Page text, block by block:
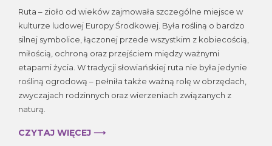
–
zioło
dawnych
obrzędów
i
kobiecej
symboliki
Ruta – zioło od wieków zajmowała szczególne miejsce w
kulturze ludowej Europy Środkowej. Była rośliną o bardzo
silnej symbolice, łączonej przede wszystkim z kobiecością,
miłością, ochroną oraz przejściem między ważnymi
etapami życia. W tradycji słowiańskiej ruta nie była jedynie
rośliną ogrodową – pełniła także ważną rolę w obrzędach,
zwyczajach rodzinnych oraz wierzeniach związanych z
naturą.
CZYTAJ WIĘCEJ ⟶